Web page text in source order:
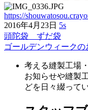
https://
2016年4月23日 5s
前
後
頭陀袋 ずだ袋
ゴールデンウィークの
考える縫製工場
お知らせや縫製
どを日々綴って